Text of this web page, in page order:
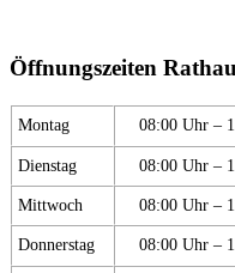
Öffnungszeiten
Montag 08:00 Uhr –
Dienstag 08:00 Uhr –
Mittwoch 08:00 Uhr –
Donnerstag 08:00 Uhr –